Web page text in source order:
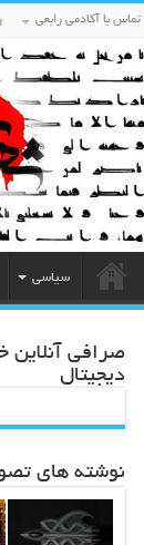
تماس با آکادمی رابعی
سیاسی
صرافی
دیجیتال
نوشته های